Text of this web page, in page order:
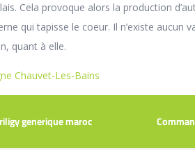
Cela provoque alors la production
qui tapisse le coeur. Il n’existe aucun
quant à elle.
Chauvet-Les-Bains
generique maroc